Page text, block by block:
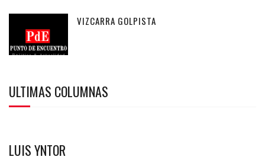
VIZCARRA GOLPISTA
ULTIMAS COLUMNAS
LUIS YNTOR